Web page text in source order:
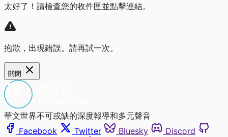
太好了！請檢查您的收件匣並點擊連結。
抱歉，出現錯誤。請再試一次。
關閉
華文世界不可或缺的深度報導和多元聲音
Facebook
Twitter Bluesky
Discord